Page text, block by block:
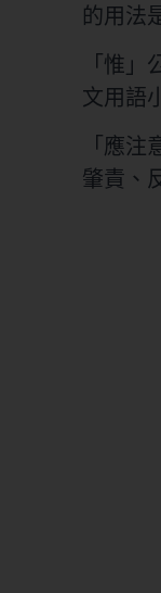
的用法
「惟
文用語
「應
肇責、